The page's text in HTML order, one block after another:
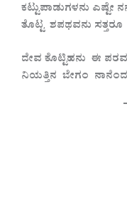
ಕಟ್ಟುಪಾಡುಗಳನು
ತೊಟ್ಟ ಶಪಥವನು
ದೇವ ಕೊಟ್ಟಿಹನು ಈ
ನಿಯತ್ತಿನ ಬೇಗಂ